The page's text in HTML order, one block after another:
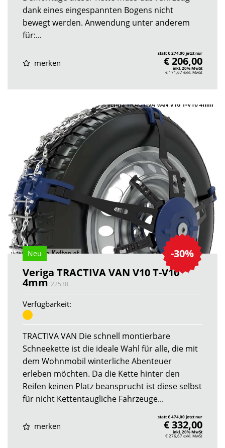
dank eines eingespannten Bogens nicht
bewegt werden. Anwendung unter anderem
für:...
merken
statt € 274,00 jetzt nur
€ 206,00
inkl. 20% MwSt
€ 171,67exkl. MwSt
-30%
Neu
Veriga TRACTIVA VAN V10 T-V10
4mm 22538
Verfügbarkeit:
TRACTIVA VAN Die schnell montierbare
Schneekette ist die ideale Wahl für alle, die mit
dem Wohnmobil winterliche Abenteuer
erleben möchten. Da die Kette hinter den
Reifen keinen Platz beansprucht ist diese selbst
für nicht Kettentaugliche Fahrzeuge...
merken
statt € 474,00 jetzt nur
€ 332,00
inkl. 20% MwSt
€ 276,67exkl. MwSt